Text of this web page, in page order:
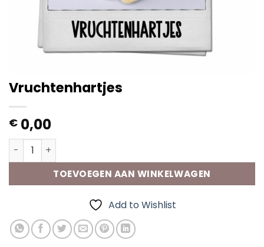
Vruchtenhartjes
€ 0,00
Vruchtenhartjes aantal
TOEVOEGEN AAN WINKELWAGEN
Add to Wishlist